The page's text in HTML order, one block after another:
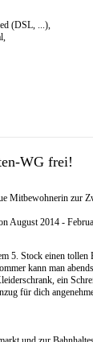
(DSL, ...),
WG frei!
Mitbewohnerin zur
August 2014 -
5. Stock einen
kann man
ein
für dich